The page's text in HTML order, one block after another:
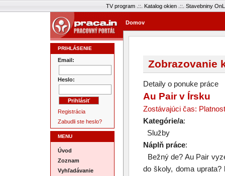
TV program.::. Katalog okien.::. Stavebniny
Domov
PRIHLÁSENIE
Email:
Heslo:
Registrácia
Zabudli ste heslo?
MENU
Úvod
Zoznam
Vyhľadávanie
Zobrazovanie
Detaily o ponuke práce
Au Pair v Írsku
Zostávajúci čas:
Kategórie/a:
Služby
Náplň práce:
Bežný de? Au Pair
do školy, doma